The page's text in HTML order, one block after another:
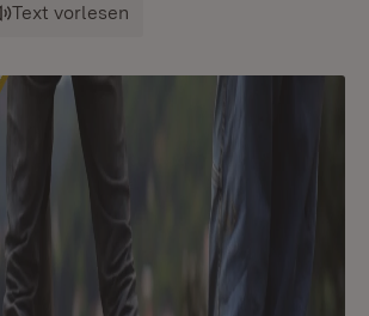
Text vorlesen